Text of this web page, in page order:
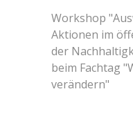
Workshop
Aktionen im
der
beim Fachtag
verändern"